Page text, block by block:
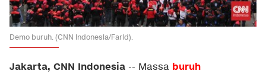
Demo buruh. (CNN Indonesia/Farid).
Jakarta, CNN Indonesia -- Massa buruh